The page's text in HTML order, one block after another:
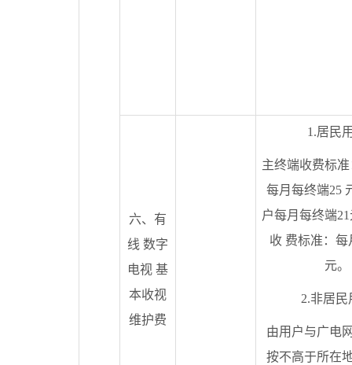
六、有
线 数字
电视 基
本收视
维护费
1.居民
主终端收费标
每月每终端25
户每月每终端
收 费标准：每
元。
2.非居民
由用户与广电
按不高于所在